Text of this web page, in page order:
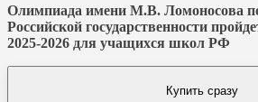
Олимпиада имени М.В. Ломоносова
Российской государственности
2025-2026 для учащихся школ РФ
Купить сразу